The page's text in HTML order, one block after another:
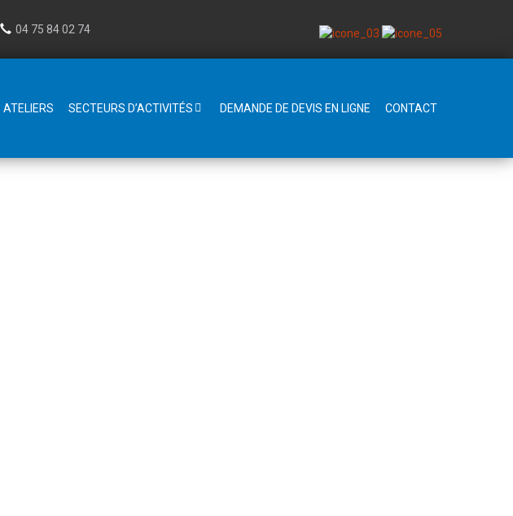
04 75 84 02 74
ATELIERS SECTEURS D’ACTIVITÉS DEMANDE DE DEVIS EN LIGNE CONTACT